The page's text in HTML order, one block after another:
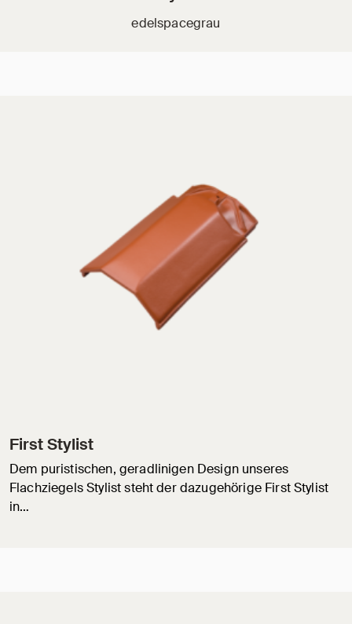
edelspacegrau
First Stylist
Dem puristischen, geradlinigen Design unseres
Flachziegels Stylist steht der dazugehörige First Stylist
in…